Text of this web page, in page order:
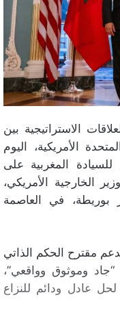
الاستراتيجية بين
الأمريكية، اليوم
للسيادة المغربية على
الخارجية الأمريكي،
بوريطة، في العاصمة
مقترح الحكم الذاتي
“جاد وموثوق وواقعي”،
عادل ودائم للنزاع